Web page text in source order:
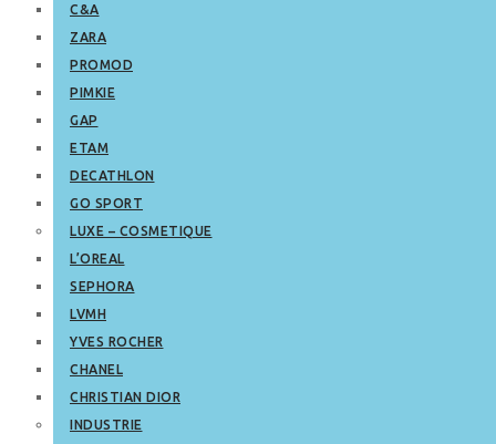
C&A
ZARA
PROMOD
PIMKIE
GAP
ETAM
DECATHLON
GO SPORT
LUXE – COSMETIQUE
L’OREAL
SEPHORA
LVMH
YVES ROCHER
CHANEL
CHRISTIAN DIOR
INDUSTRIE